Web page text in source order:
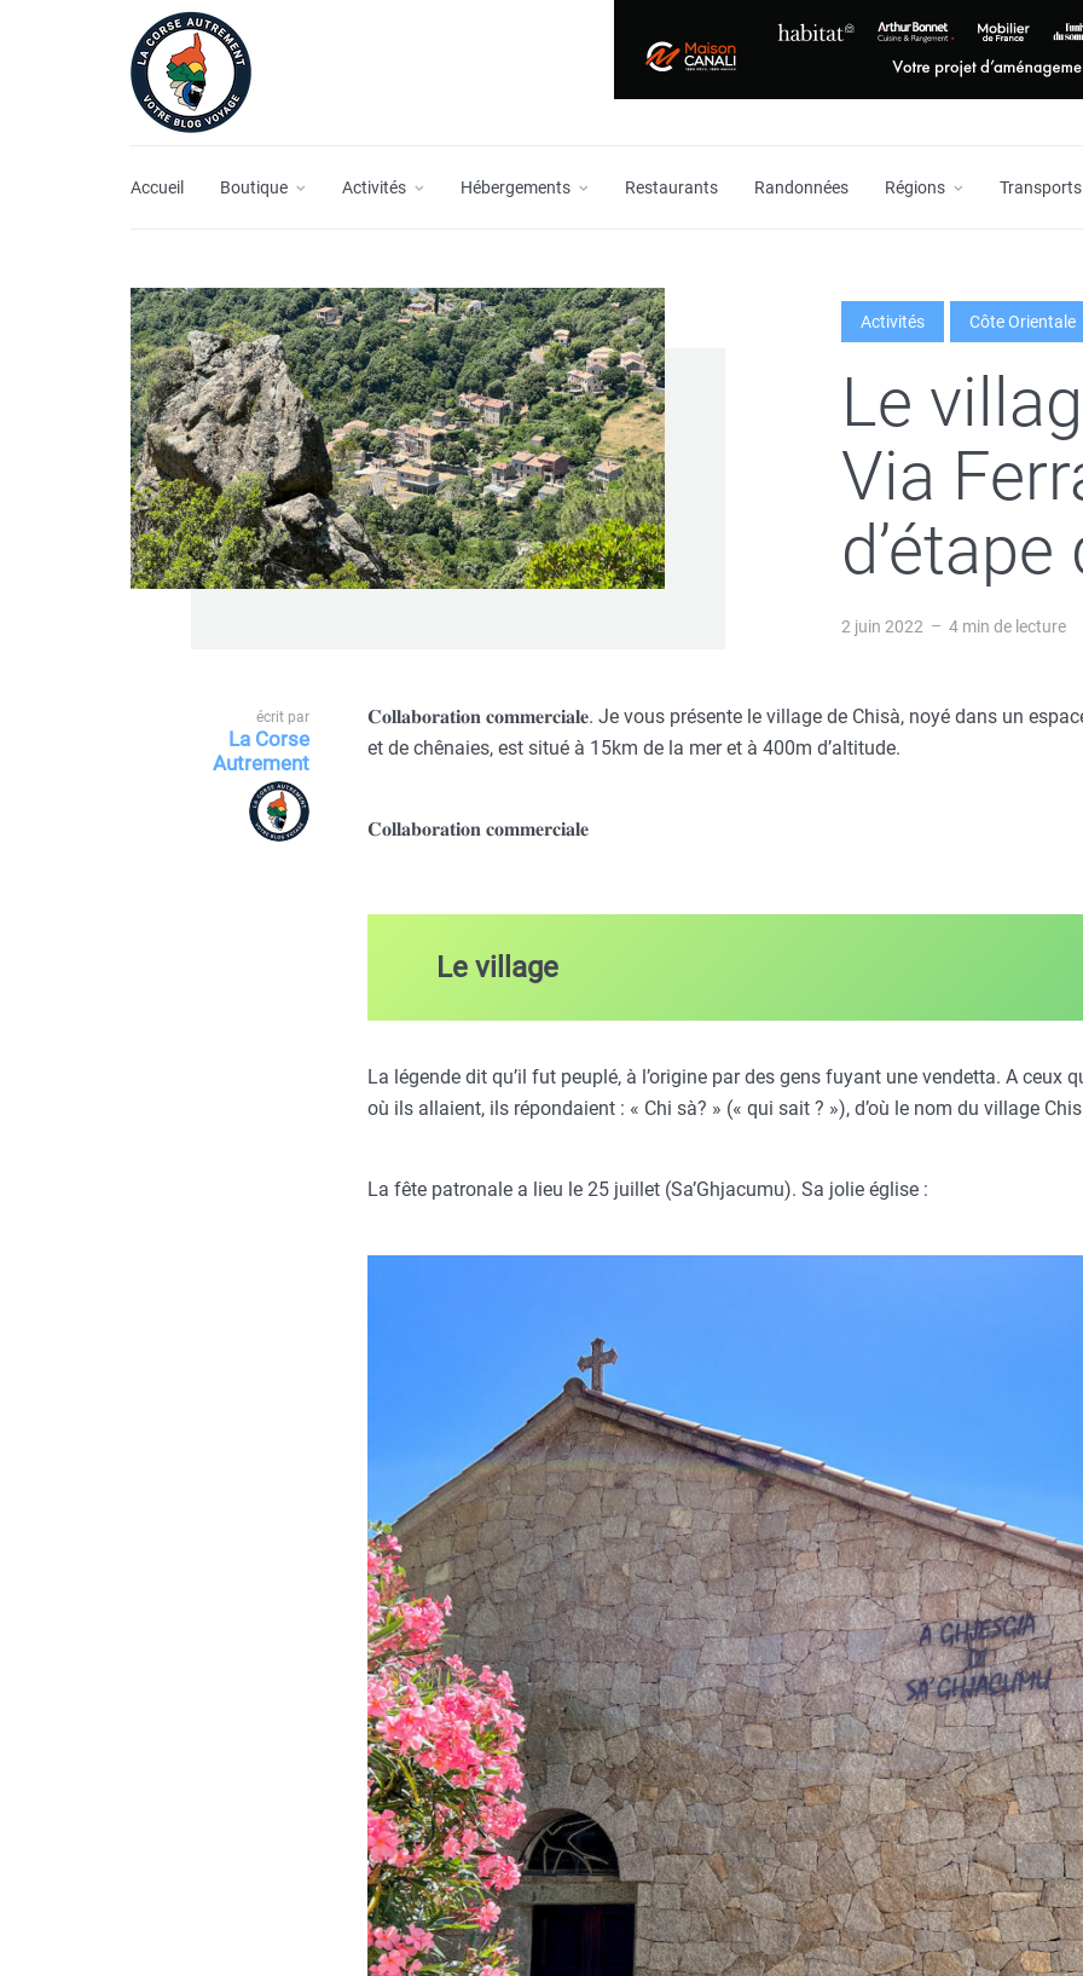
Accueil Boutique Activités Hébergements Restaurants Randonnées Régions Transports
Activités Côte Orientale
Le
Via
2 juin 2022 4 min de lecture
écrit par
La Corse
Autrement
𝐂𝐨𝐥𝐥𝐚𝐛𝐨𝐫𝐚𝐭𝐢𝐨𝐧 𝐜𝐨𝐦𝐦𝐞𝐫𝐜𝐢𝐚𝐥𝐞. Je vous présente le village de Chisà, noyé dans un
et de chênaies, est situé à 15km de la mer et à 400m d’altitude.
𝐂𝐨𝐥𝐥𝐚𝐛𝐨𝐫𝐚𝐭𝐢𝐨𝐧 𝐜𝐨𝐦𝐦𝐞𝐫𝐜𝐢𝐚𝐥𝐞
Le village
La légende dit qu’il fut peuplé, à l’origine par des gens fuyant une vendetta. A ceux
où ils allaient, ils répondaient : « Chi sà? » (« qui sait ? »), d’où le nom du village
La fête patronale a lieu le 25 juillet (Sa’Ghjacumu). Sa jolie église :